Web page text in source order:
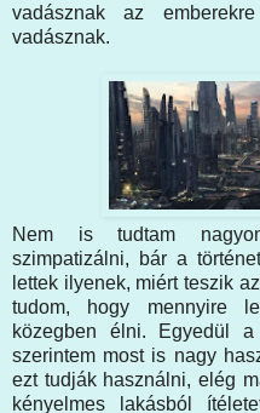
vadásznak az
vadásznak.
Nem is tudtam
szimpatizálni, bár a
lettek ilyenek, miért teszik
tudom, hogy mennyire
közegben élni. Egyedül a
szerintem most is nagy
ezt tudják használni, elég
kényelmes lakásból